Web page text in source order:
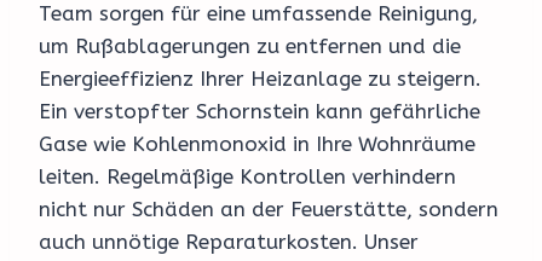
Team sorgen für eine umfassende Reinigung,
um Rußablagerungen zu entfernen und die
Energieeffizienz Ihrer Heizanlage zu steigern.
Ein verstopfter Schornstein kann gefährliche
Gase wie Kohlenmonoxid in Ihre Wohnräume
leiten. Regelmäßige Kontrollen verhindern
nicht nur Schäden an der Feuerstätte, sondern
auch unnötige Reparaturkosten. Unser